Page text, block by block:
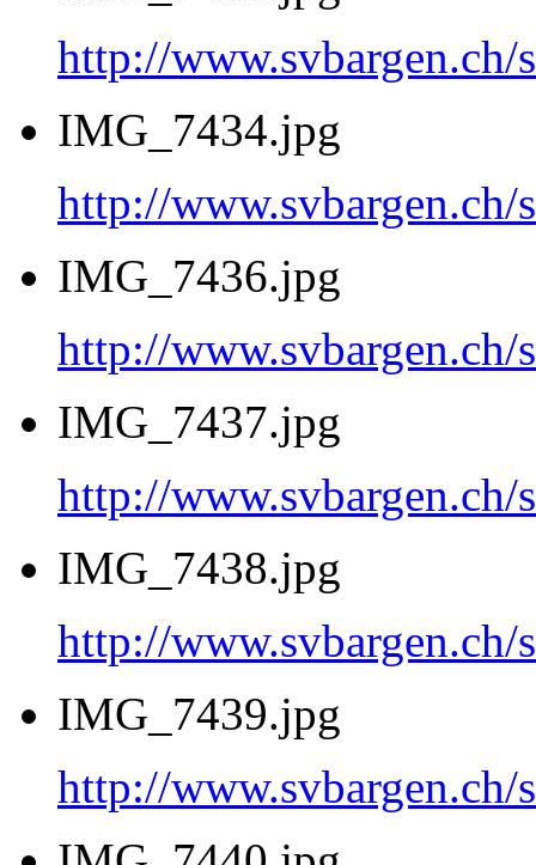
http://
IMG_7434.jpg
http://
IMG_7436.jpg
http://
IMG_7437.jpg
http://
IMG_7438.jpg
http://
IMG_7439.jpg
http://